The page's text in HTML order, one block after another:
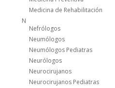
Medicina de Rehabilitación
N
Nefrólogos
Neumólogos
Neumólogos Pediatras
Neurólogos
Neurocirujanos
Neurocirujanos Pediatras